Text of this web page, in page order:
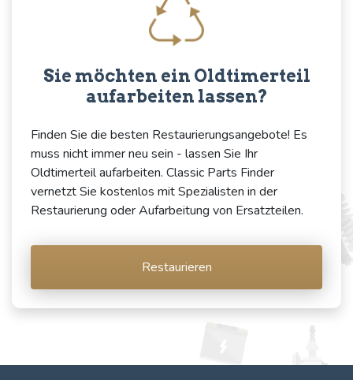
Sie möchten ein Oldtimerteil
aufarbeiten lassen?
Finden Sie die besten Restaurierungsangebote! Es
muss nicht immer neu sein - lassen Sie Ihr
Oldtimerteil aufarbeiten. Classic Parts Finder
vernetzt Sie kostenlos mit Spezialisten in der
Restaurierung oder Aufarbeitung von Ersatzteilen.
Restaurieren